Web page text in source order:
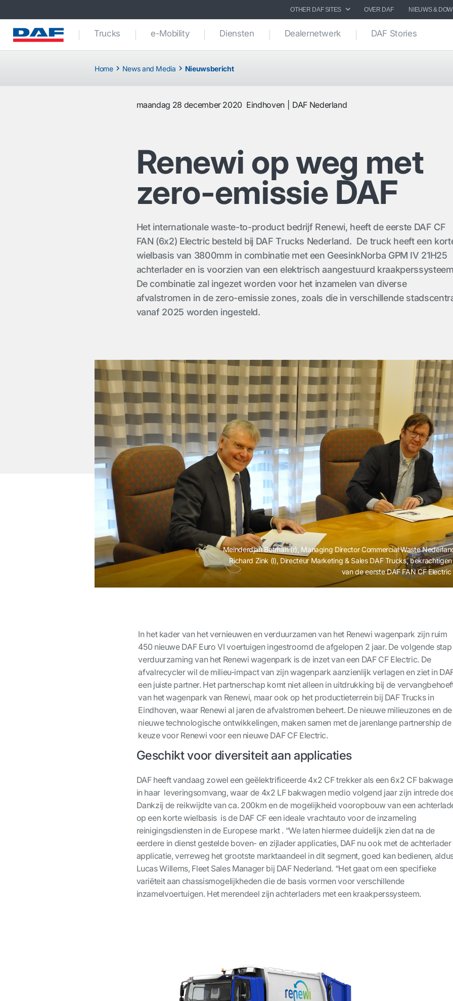
OTHER DAF SITES OVER DAF NIEUWS &
Trucks e-Mobility Diensten Dealernetwerk DAF Stories
Home News and Media Nieuwsbericht
maandag 28 december 2020 Eindhoven DAF Nederland
Renewi op weg met
zero-emissie DAF
Het internationale waste-to-product bedrijf Renewi, heeft de eerste DAF CF
FAN (6x2) Electric besteld bij DAF Trucks Nederland. De truck heeft een
wielbasis van 3800mm in combinatie met een GeesinkNorba GPM IV 21H25
achterlader en is voorzien van een elektrisch aangestuurd
De combinatie zal ingezet worden voor het inzamelen van diverse
afvalstromen in de zero-emissie zones, zoals die in verschillende
vanaf 2025 worden ingesteld.
Meinderdjan Botman (r), Managing Director Commercial Waste
Richard Zink (l), Directeur Marketing & Sales DAF Trucks,
van de eerste DAF FAN CF
In het kader van het vernieuwen en verduurzamen van het Renewi wagenpark zijn ruim
450 nieuwe DAF Euro VI voertuigen ingestroomd de afgelopen 2 jaar. De volgende stap
verduurzaming van het Renewi wagenpark is de inzet van een DAF CF Electric. De
afvalrecycler wil de milieu-impact van zijn wagenpark aanzienlijk verlagen en ziet in
een juiste partner. Het partnerschap komt niet alleen in uitdrukking bij de
van het wagenpark van Renewi, maar ook op het productieterrein bij DAF Trucks in
Eindhoven, waar Renewi al jaren de afvalstromen beheert. De nieuwe milieuzones en de
nieuwe technologische ontwikkelingen, maken samen met de jarenlange partnership de
keuze voor Renewi voor een nieuwe DAF CF Electric.
Geschikt voor diversiteit aan applicaties
DAF heeft vandaag zowel een geëlektrificeerde 4x2 CF trekker als een 6x2 CF
in haar leveringsomvang, waar de 4x2 LF bakwagen medio volgend jaar zijn intrede
Dankzij de reikwijdte van ca. 200km en de mogelijkheid vooropbouw van een
op een korte wielbasis is de DAF CF een ideale vrachtauto voor de inzameling
reinigingsdiensten in de Europese markt . “We laten hiermee duidelijk zien dat na de
eerdere in dienst gestelde boven- en zijlader applicaties, DAF nu ook met de achterlader
applicatie, verreweg het grootste marktaandeel in dit segment, goed kan bedienen,
Lucas Willems, Fleet Sales Manager bij DAF Nederland. “Het gaat om een specifieke
variëteit aan chassismogelijkheden die de basis vormen voor verschillende
inzamelvoertuigen. Het merendeel zijn achterladers met een kraakperssysteem.